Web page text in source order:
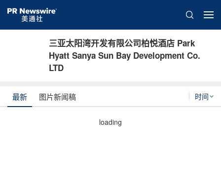
三亚太阳湾开发有限公司柏悦酒店 Park
Hyatt Sanya Sun Bay Development Co.
LTD
时间
最新 图片新闻稿
loading